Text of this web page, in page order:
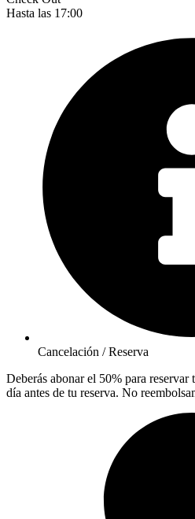
Hasta las 17:00
Cancelación / Reserva
Deberás abonar el 50% para reservar
día antes de tu reserva. No